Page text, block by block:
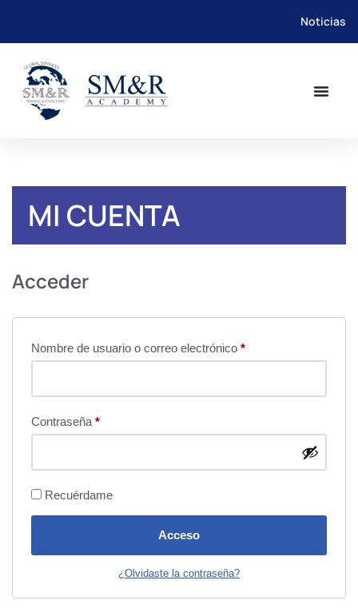
Saltar
contenido
Noticias
MI CUENTA
Acceder
Nombre de usuario o correo electrónico *
Contraseña *
Recuérdame
Acceso
¿Olvidaste la contraseña?